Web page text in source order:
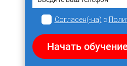
Согласен(-на) с
Начать